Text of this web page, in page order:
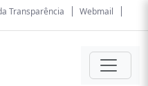
Transparência Webmail